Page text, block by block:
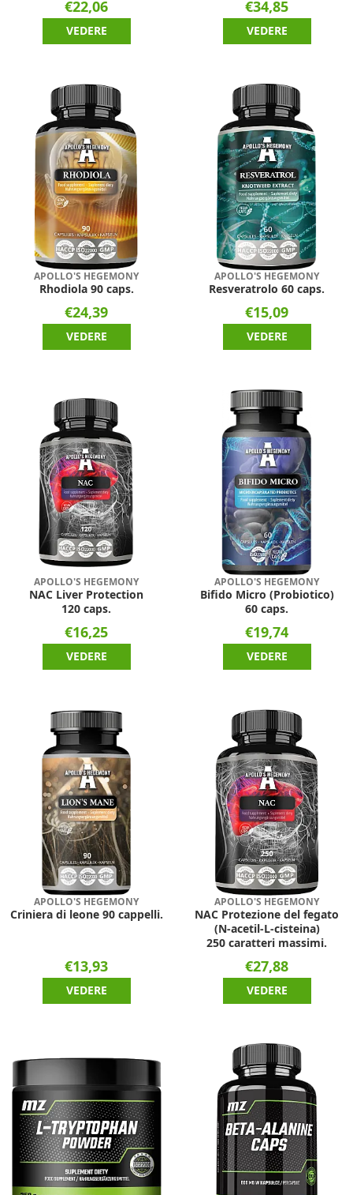
€22,06
VEDERE
€34,85
VEDERE
APOLLO'S HEGEMONY
Rhodiola 90 caps.
€24,39
VEDERE
APOLLO'S HEGEMONY
Resveratrolo 60 caps.
€15,09
VEDERE
APOLLO'S HEGEMONY
NAC Liver Protection
120 caps.
€16,25
VEDERE
APOLLO'S HEGEMONY
Bifido Micro (Probiotico)
60 caps.
€19,74
VEDERE
APOLLO'S HEGEMONY
Criniera di leone 90 cappelli.
€13,93
VEDERE
APOLLO'S HEGEMONY
NAC Protezione del fegato
(N-acetil-L-cisteina)
250 caratteri massimi.
€27,88
VEDERE